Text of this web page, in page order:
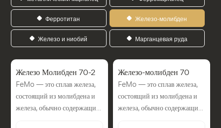
Ферротитан Железо-молибден
Железо и ниобий Марганцевая руда
Железо Молибден 70-2
FeMo — это сплав железа,
состоящий из молибдена и
железа, обычно содержащий
Железо-молибден 70
FeMo — это сплав железа,
состоящий из молибдена и
железа, обычно содержащий